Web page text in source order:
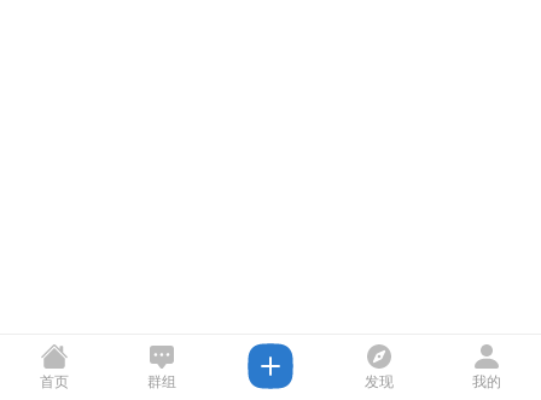
首页 群组 发现 我的